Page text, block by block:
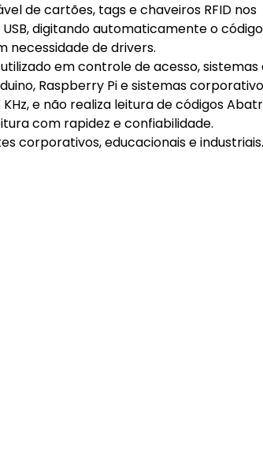
de cartões, tags e chaveiros RFID nos
digitando automaticamente o
necessidade de drivers.
em controle de acesso, sistemas
Raspberry Pi e sistemas
e não realiza leitura de códigos
com rapidez e confiabilidade.
corporativos, educacionais e industriais.